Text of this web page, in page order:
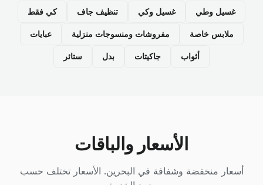
غسيل وطي غسيل وكي تنظيف جاف كي فقط
ملابس خاصة مفروشات ومنسوجات منزلية عبايات
أثواب جاكيتات بدل ستائر
الأسعار والباقات
أسعار منخفضة وشفافة في البحرين. الأسعار تختلف حسب